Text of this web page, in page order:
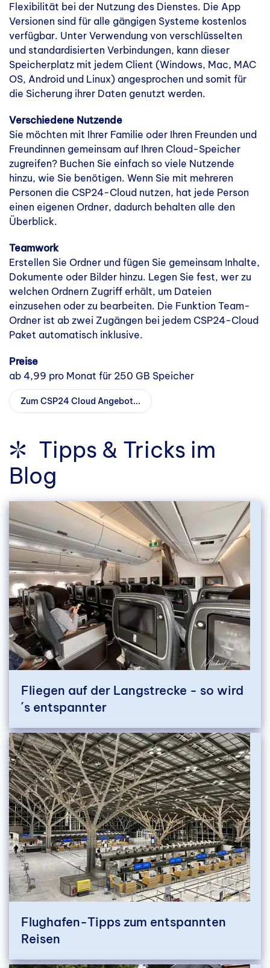
Flexibilität bei der Nutzung des Dienstes. Die App
Versionen sind für alle gängigen Systeme kostenlos
verfügbar. Unter Verwendung von verschlüsselten
und standardisierten Verbindungen, kann dieser
Speicherplatz mit jedem Client (Windows, Mac, MAC
OS, Android und Linux) angesprochen und somit für
die Sicherung ihrer Daten genutzt werden.
Verschiedene Nutzende
Sie möchten mit Ihrer Familie oder Ihren Freunden und
Freundinnen gemeinsam auf Ihren Cloud-Speicher
zugreifen? Buchen Sie einfach so viele Nutzende
hinzu, wie Sie benötigen. Wenn Sie mit mehreren
Personen die CSP24-Cloud nutzen, hat jede Person
einen eigenen Ordner, dadurch behalten alle den
Überblick.
Teamwork
Erstellen Sie Ordner und fügen Sie gemeinsam Inhalte,
Dokumente oder Bilder hinzu. Legen Sie fest, wer zu
welchen Ordnern Zugriff erhält, um Dateien
einzusehen oder zu bearbeiten. Die Funktion Team-
Ordner ist ab zwei Zugängen bei jedem CSP24-Cloud
Paket automatisch inklusive.
Preise
ab 4,99 pro Monat für 250 GB Speicher
Zum CSP24 Cloud Angebot...
Tipps & Tricks im
Blog
Fliegen auf der Langstrecke - so wird
´s entspannter
Flughafen-Tipps zum entspannten
Reisen